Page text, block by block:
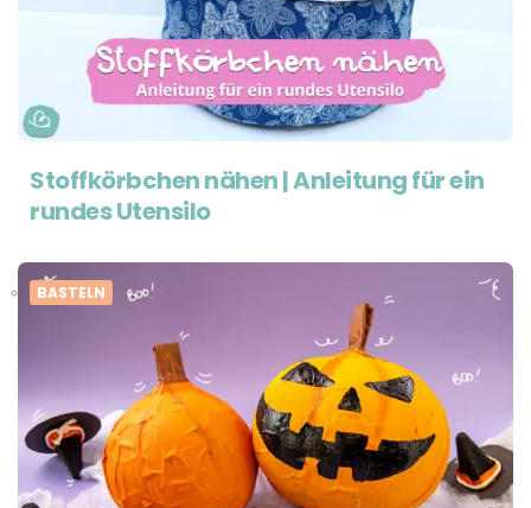
Stoffkörbchen nähen | Anleitung für ein
rundes Utensilo
BASTELN